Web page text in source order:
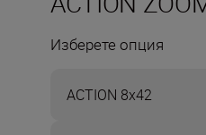
Изберете опция
ACTION 8x42